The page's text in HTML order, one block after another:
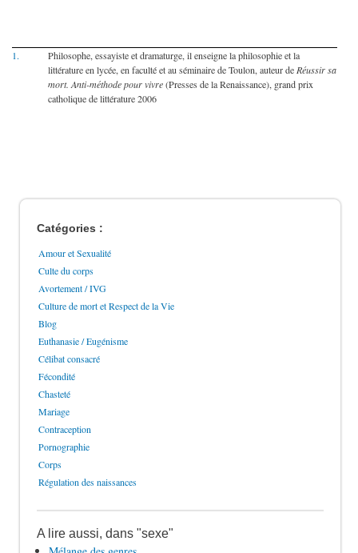
1.
Philosophe, essayiste et dramaturge, il enseigne la philosophie et la
littérature en lycée, en faculté et au séminaire de Toulon, auteur de Réussir sa
mort. Anti-méthode pour vivre(Presses de la Renaissance), grand prix
catholique de littérature 2006
Catégories :
Amour et Sexualité
Culte du corps
Avortement / IVG
Culture de mort et Respect de la Vie
Blog
Euthanasie / Eugénisme
Célibat consacré
Fécondité
Chasteté
Mariage
Contraception
Pornographie
Corps
Régulation des naissances
A lire aussi, dans "sexe"